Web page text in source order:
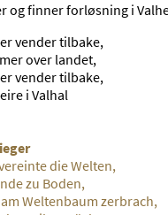
og finner forløsning i
vender tilbake,
over landet,
vender tilbake,
i Valhal
die Welten,
zu Boden,
Weltenbaum zerbrach,